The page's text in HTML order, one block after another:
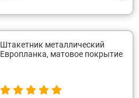
Штакетник металлический
Европланка, матовое покрытие